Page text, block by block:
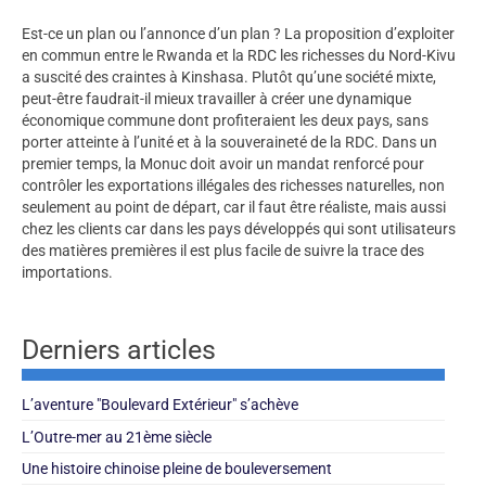
Est-ce un plan ou l’annonce d’un plan ? La proposition d’exploiter
en commun entre le Rwanda et la RDC les richesses du Nord-Kivu
a suscité des craintes à Kinshasa. Plutôt qu’une société mixte,
peut-être faudrait-il mieux travailler à créer une dynamique
économique commune dont profiteraient les deux pays, sans
porter atteinte à l’unité et à la souveraineté de la RDC. Dans un
premier temps, la Monuc doit avoir un mandat renforcé pour
contrôler les exportations illégales des richesses naturelles, non
seulement au point de départ, car il faut être réaliste, mais aussi
chez les clients car dans les pays développés qui sont utilisateurs
des matières premières il est plus facile de suivre la trace des
importations.
Derniers articles
L’aventure "Boulevard Extérieur" s’achève
L’Outre-mer au 21ème siècle
Une histoire chinoise pleine de bouleversement